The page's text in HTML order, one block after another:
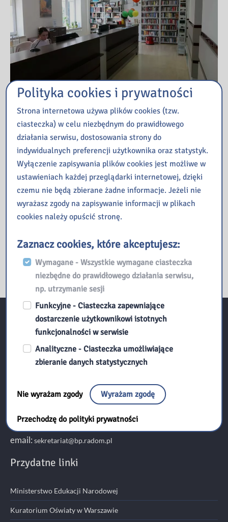
Przeczytaj
Kopernik – czyli kosmiczna podróż w nieznane
ManiaLAB w bibliotece
Jak oni pracują, czyli poznajemy pracę bibliotekarza od
kulis – zajęcia dla młodzieży
Finał 1. edycji konkursu „Gwiazdki 2026” w Galerii
Co działo się w naszej Bibliotece w mijającym tygodniu?
Kontakt:
Biblioteka Pedagogiczna w Radomiu
tel./fax 48 345 95 50
email: sekretariat@bp.radom.pl
Przydatne linki
Ministerstwo Edukacji Narodowej
Kuratorium Oświaty w Warszawie
Polityka cookies i prywatności
Strona internetowa używa plików cookies (tzw.
ciasteczka) w celu niezbędnym do prawidłowego
działania serwisu, dostosowania strony do
indywidualnych preferencji użytkownika oraz statystyk.
Wyłączenie zapisywania plików cookies jest możliwe w
ustawieniach każdej przeglądarki internetowej, dzięki
czemu nie będą zbierane żadne informacje. Jeżeli nie
wyrażasz zgody na zapisywanie informacji w plikach
cookies należy opuścić stronę.
Zaznacz cookies, które akceptujesz:
Wymagane - Wszystkie wymagane ciasteczka
niezbędne do prawidłowego działania serwisu,
np. utrzymanie sesji
Funkcyjne - Ciasteczka zapewniające
dostarczenie użytkownikowi istotnych
funkcjonalności w serwisie
Analityczne - Ciasteczka umożliwiające
zbieranie danych statystycznych
Nie wyrażam zgody Wyrażam zgodę
Przechodzę do polityki prywatności